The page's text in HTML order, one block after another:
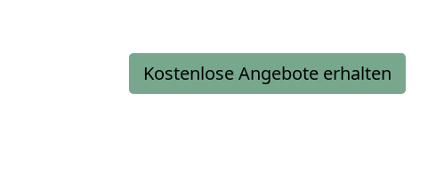
Kostenlose Angebote erhalten